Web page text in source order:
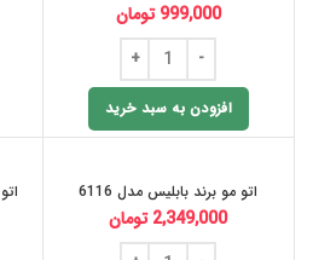
999,000 تومان
افزودن به سبد خرید
اتو مو برند بابلیس مدل 6116
2,349,000 تومان